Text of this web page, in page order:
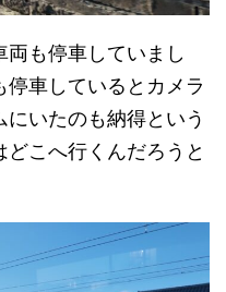
も停車していまし
車しているとカメラ
いたのも納得という
こへ行くんだろうと